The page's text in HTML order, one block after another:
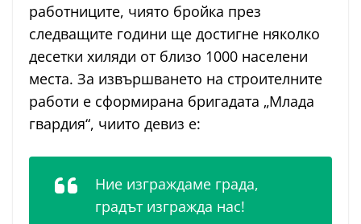
работниците, чиято бройка през
следващите години ще достигне няколко
десетки хиляди от близо 1000 населени
места. За извършването на строителните
работи е сформирана бригадата „Млада
гвардия“, чиито девиз е:
Ние изграждаме града,
градът изгражда нас!